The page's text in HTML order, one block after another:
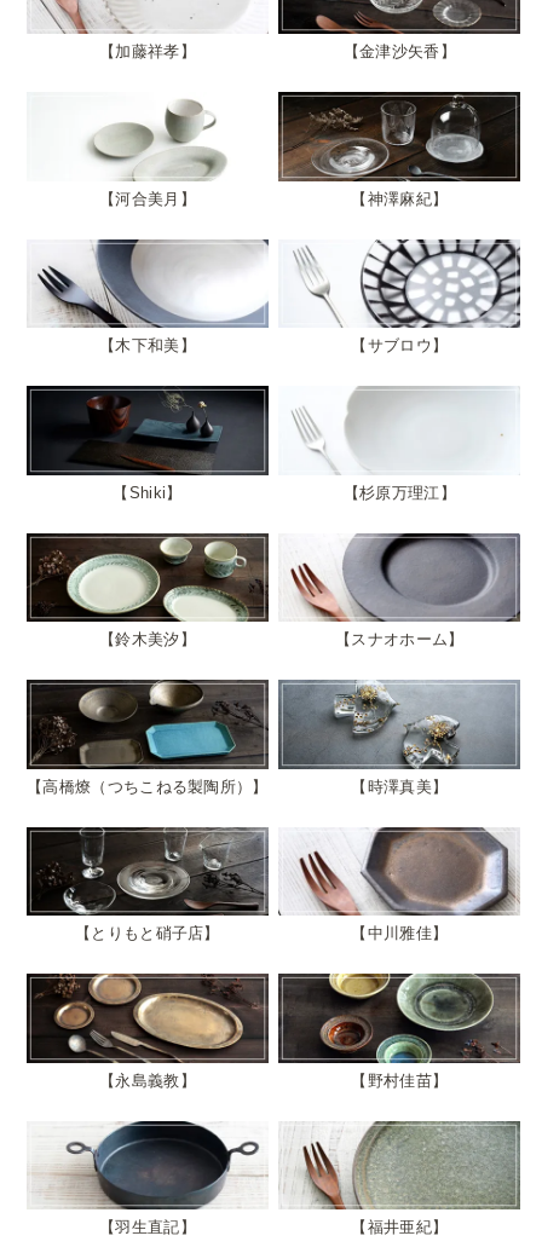
加藤祥孝 金津沙矢香
河合美月 神澤麻紀
木下和美 サブロウ
Shiki 杉原万理江
鈴木美汐 スナオホーム
高橋燎（つちこねる製陶所） 時澤真美
とりもと硝子店 中川雅佳
永島義教 野村佳苗
羽生直記 福井亜紀